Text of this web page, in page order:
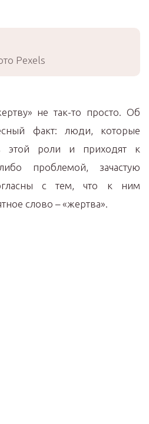
Pexels
не так-то просто. Об
факт: люди, которые
этой роли и приходят к
проблемой, зачастую
с тем, что к ним
слово – «жертва».